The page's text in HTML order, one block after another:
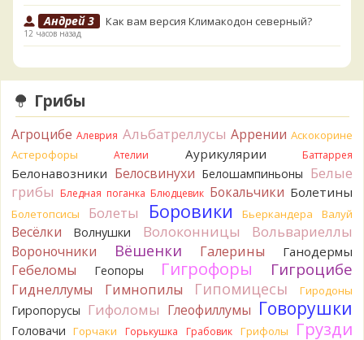
Андрей 3 Как вам версия Климакодон северный?
12 часов назад
Verona
информативные фото. То, что есть сейчас, вызывает
вопросы.
13 часов назад
Павел
Может и постия, только совсем не горькая, и с
берёзы, и гименофор шипчатый; или что-то родственное.
По мере напитывания соком приобретает аромат
пикантного (по типу чесночного) мяса под маринадом!
Думаю, заморозить или засушить, до выяснения деталей...
Спасибо за вариант
13 часов назад
Oparush
14 часов назад
Verona
Возможно Постия, хотя сильная пушистость
Грибы
Агроцибе Алеврия Альбатреллусы Аррении Аскокорине
Астерофоры
Ателии Аурикулярии Баттаррея
Белонавозники Белосвинухи Белошампиньоны Белые
грибы Бледная поганка Блюдцевик Бокальчики Болетины
Болетопсисы Болеты Боровики Бьеркандера Валуй
Весёлки Волнушки Волоконницы Вольвариеллы
Вороночники Вёшенки Галерины Ганодермы
Гебеломы Геопоры Гигрофоры Гигроцибе
Гиднеллумы Гимнопилы Гипомицесы Гиродоны
Гиропорусы Гифоломы Глеофиллумы Говорушки
Головачи Горчаки Горькушка Грабовик Грифолы Грузди